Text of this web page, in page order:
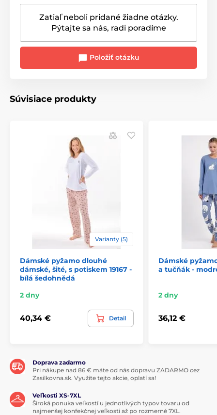
Zatiaľ neboli pridané žiadne otázky.
Pýtajte sa nás, radi poradíme
Položiť otázku
Súvisiace produkty
Varianty (5)
Dámské pyžamo dlouhé
dámské, šité, s potiskem 19167 -
bílá šedohnědá
2 dny
40,34 € Detail
Dámské
a tučňák -
2 dny
36,12 €
Doprava zadarmo
Pri nákupe nad 86 € máte od nás dopravu ZADARMO cez
Zasilkovna.sk. Využite tejto akcie, oplatí sa!
Veľkosti XS-7XL
Široká ponuka veľkostí u jednotlivých typov tovaru od
najmenšej konfekčnej veľkosti až po rozmerné 7XL.